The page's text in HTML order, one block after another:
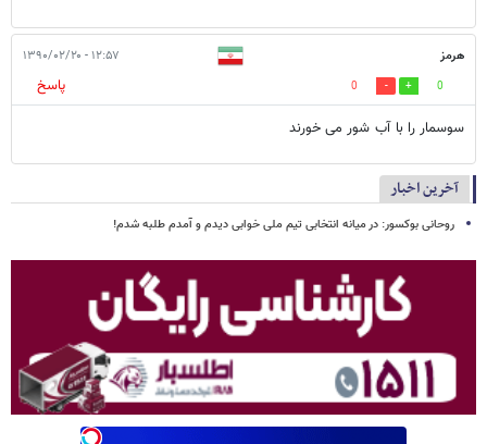
هرمز ۱۲:۵۷ - ۱۳۹۰/۰۲/۲۰
0
0
پاسخ
سوسمار را با آب شور می خورند
آخرین اخبار
روحانی بوکسور: در میانه انتخابی تیم ملی خوابی دیدم و آمدم طلبه شدم!